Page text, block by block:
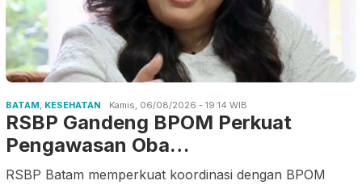
BATAM, KESEHATAN Kamis, 06/08/2026 - 19:14 WIB
RSBP Gandeng BPOM Perkuat
Pengawasan Oba…
RSBP Batam memperkuat koordinasi dengan BPOM